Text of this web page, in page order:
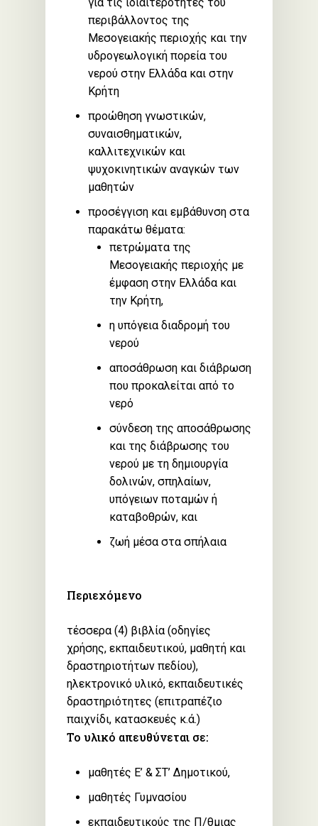
περιβάλλοντος της
Μεσογειακής περιοχής και την
υδρογεωλογική πορεία του
νερού στην Ελλάδα και στην
Κρήτη
προώθηση γνωστικών,
συναισθηματικών,
καλλιτεχνικών και
ψυχοκινητικών αναγκών των
μαθητών
προσέγγιση και εμβάθυνση στα
παρακάτω θέματα:
πετρώματα της
Μεσογειακής περιοχής με
έμφαση στην Ελλάδα και
την Κρήτη,
η υπόγεια διαδρομή του
νερού
αποσάθρωση και διάβρωση
που προκαλείται από το
νερό
σύνδεση της αποσάθρωσης
και της διάβρωσης του
νερού με τη δημιουργία
δολινών, σπηλαίων,
υπόγειων ποταμών ή
καταβοθρών, και
ζωή μέσα στα σπήλαια
Περιεχόμενο
τέσσερα (4) βιβλία (οδηγίες
χρήσης, εκπαιδευτικού, μαθητή και
δραστηριοτήτων πεδίου),
ηλεκτρονικό υλικό, εκπαιδευτικές
δραστηριότητες (επιτραπέζιο
παιχνίδι, κατασκευές κ.ά.)
Το υλικό απευθύνεται σε:
μαθητές Ε’ & ΣΤ’ Δημοτικού,
μαθητές Γυμνασίου
εκπαιδευτικούς της Π/θμιας